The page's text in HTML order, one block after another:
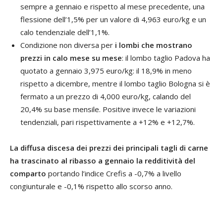
sempre a gennaio e rispetto al mese precedente, una
flessione dell’1,5% per un valore di 4,963 euro/kg e un
calo tendenziale dell’1,1%.
Condizione non diversa per i lombi che mostrano
prezzi in calo mese su mese: il lombo taglio Padova ha
quotato a gennaio 3,975 euro/kg: il 18,9% in meno
rispetto a dicembre, mentre il lombo taglio Bologna si è
fermato a un prezzo di 4,000 euro/kg, calando del
20,4% su base mensile. Positive invece le variazioni
tendenziali, pari rispettivamente a +12% e +12,7%.
La diffusa discesa dei prezzi dei principali tagli di carne
ha trascinato al ribasso a gennaio la redditività del
comparto portando l’indice Crefis a -0,7% a livello
congiunturale e -0,1% rispetto allo scorso anno.